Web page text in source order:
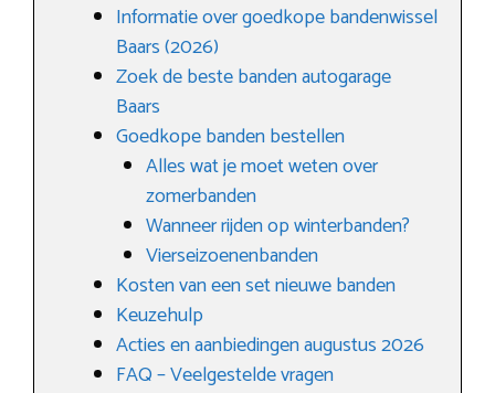
Informatie over goedkope bandenwissel
Baars (2026)
Zoek de beste banden autogarage
Baars
Goedkope banden bestellen
Alles wat je moet weten over
zomerbanden
Wanneer rijden op winterbanden?
Vierseizoenenbanden
Kosten van een set nieuwe banden
Keuzehulp
Acties en aanbiedingen augustus 2026
FAQ – Veelgestelde vragen